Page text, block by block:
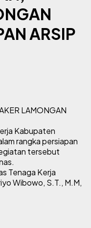
ARSIP
Kabupaten
rangka persiapan
tersebut
Tenaga Kerja
Wibowo, S.T., M.M,